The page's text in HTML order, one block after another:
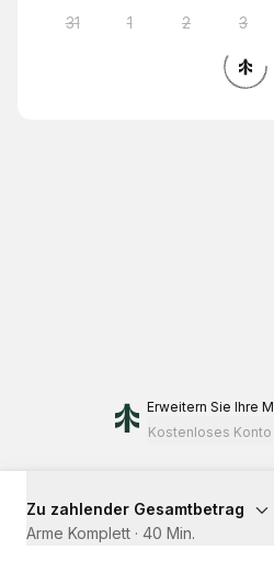
31 1 2 3
Erweitern Sie Ihre
Kostenloses Konto
Zu zahlender Gesamtbetrag
Arme Komplett · 40 Min.